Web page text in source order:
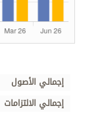
إجمالي الأصول
إجمالي الالتزامات